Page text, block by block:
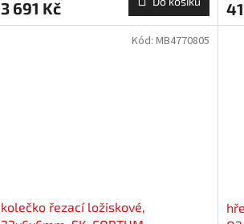
3 691 Kč
kolečko řezací ložiskové,
Kód: MB4770805